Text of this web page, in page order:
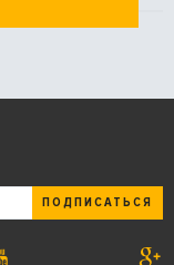
ПОДПИСАТЬСЯ